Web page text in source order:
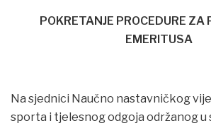
POKRETANJE PROCEDURE ZA
EMERITUSA
Na sjednici Naučno nastavničkog
sporta i tjelesnog odgoja održanog u